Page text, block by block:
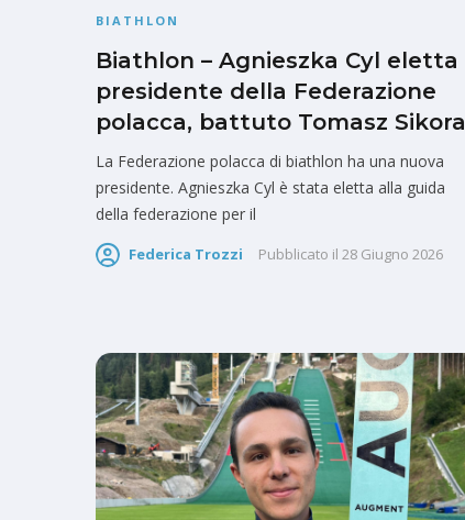
BIATHLON
Biathlon – Agnieszka Cyl eletta
presidente della Federazione
polacca, battuto Tomasz Sikora
La Federazione polacca di biathlon ha una nuova
presidente. Agnieszka Cyl è stata eletta alla guida
della federazione per il
Federica Trozzi Pubblicato il 28 Giugno 2026